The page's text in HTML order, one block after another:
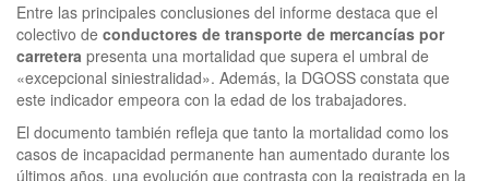
Entre las principales conclusiones del informe destaca que el
colectivo de conductores de transporte de mercancías por
carretera presenta una mortalidad que supera el umbral de
«excepcional siniestralidad». Además, la DGOSS constata que
este indicador empeora con la edad de los trabajadores.
El documento también refleja que tanto la mortalidad como los
casos de incapacidad permanente han aumentado durante los
últimos años, una evolución que contrasta con la registrada en la